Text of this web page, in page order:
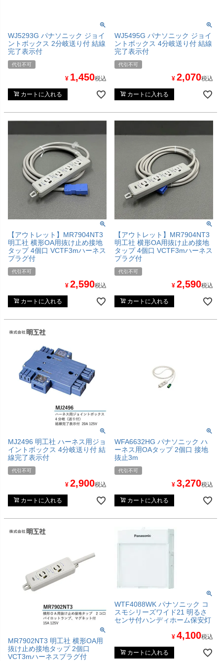
WJ5293G パナソニック ジョイ
ントボックス 2分岐送り付 結線
完了表示付
代引不可
¥ 1,450税込
カートに入れる
WJ5495G パナソニック ジョイ
ントボックス 4分岐送り付 結線
完了表示付
代引不可
¥ 2,070税込
カートに入れる
【アウトレット】MR7904NT3
明工社 横形OA用抜け止め接地
タップ 4個口 VCTF3mハーネス
プラグ付
代引不可
¥ 2,590税込
カートに入れる
【アウトレット】MR7904NT3
明工社 横形OA用抜け止め接地
タップ 4個口 VCTF3mハーネス
プラグ付
代引不可
¥ 2,590税込
カートに入れる
MJ2496 明工社 ハーネス用ジョ
イントボックス 4分岐送り付 結
線完了表示付
代引不可
¥ 2,900税込
カートに入れる
WFA6632HG パナソニック ハ
ーネス用OAタップ 2個口 接地
抜止3m
代引不可
¥ 3,270税込
カートに入れる
MR7902NT3 明工社 横形OA用
抜け止め接地タップ 2個口
VCT3mハーネスプラグ付
WTF4088WK パナソニック コ
スモシリーズワイド21 明るさ
センサ付ハンディホーム保安灯
¥ 4,100税込
カートに入れる